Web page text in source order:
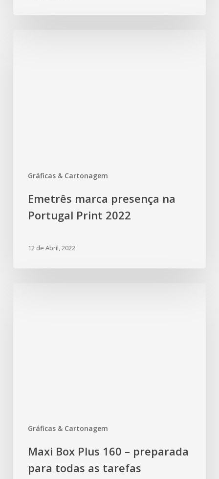
Gráficas & Cartonagem
Emetrês marca presença na
Portugal Print 2022
12 de Abril, 2022
Gráficas & Cartonagem
Maxi Box Plus 160 – preparada
para todas as tarefas